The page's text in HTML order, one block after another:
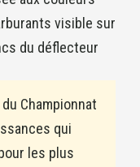
visible sur
du déflecteur
Championnat
qui
les plus